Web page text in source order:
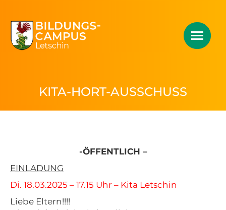
KITA-HORT-AUSSCHUSS
-ÖFFENTLICH –
EINLADUNG
Di. 18.03.2025 – 17.15 Uhr – Kita Letschin
Liebe Eltern!!!!